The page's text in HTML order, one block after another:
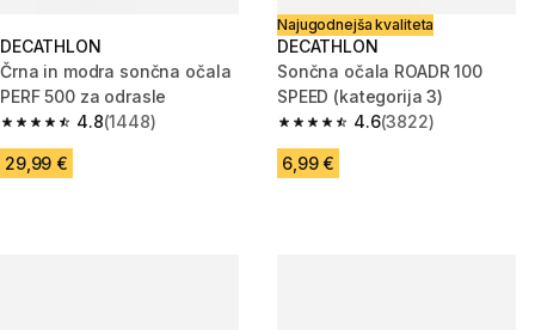
DECATHLON
Črna in modra sončna očala
PERF 500 za odrasle
4.8
4.8 od 5 zvezdic from 1448 ocene
(1448)
29,99 €
Najugodnejša kvaliteta
DECATHLON
Sončna očala ROADR 100
SPEED (kategorija 3)
4.6
4.6 od 5 zvezdic from 3822
(3822)
6,99 €